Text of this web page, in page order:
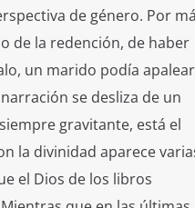
de género. Por
de la redención, de haber
un marido podía
se desliza de un
gravitante, está el
la divinidad aparece
el Dios de los libros